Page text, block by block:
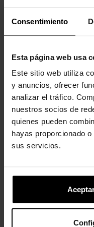
Consentimiento
Esta página web usa
Este sitio web utiliza
y anuncios, ofrecer
analizar el tráfico.
nuestros socios de
quienes pueden
hayas proporcionado
sus servicios.
Mecha de cabelo longo
5,99 € 4,79 €